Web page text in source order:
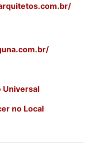
Universal
no Local